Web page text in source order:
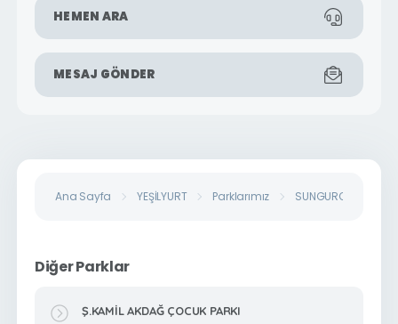
HEMEN ARA
MESAJ GÖNDER
Ana Sayfa YEŞİLYURT Parklarımız SUNGUROĞLU PARK
Diğer Parklar
Ş.KAMİL AKDAĞ ÇOCUK PARKI